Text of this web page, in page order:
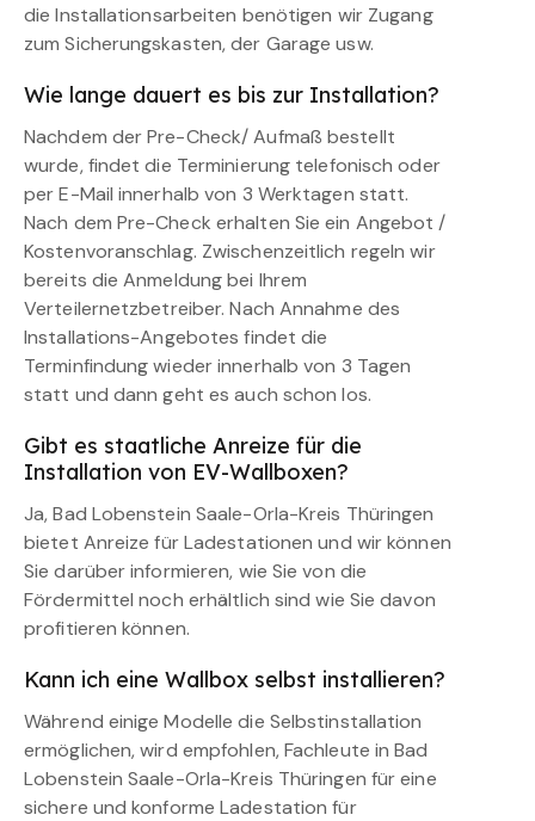
die Installationsarbeiten benötigen wir Zugang
zum Sicherungskasten, der Garage usw.
Wie lange dauert es bis zur Installation?
Nachdem der Pre-Check/ Aufmaß bestellt
wurde, findet die Terminierung telefonisch oder
per E-Mail innerhalb von 3 Werktagen statt.
Nach dem Pre-Check erhalten Sie ein Angebot /
Kostenvoranschlag. Zwischenzeitlich regeln wir
bereits die Anmeldung bei Ihrem
Verteilernetzbetreiber. Nach Annahme des
Installations-Angebotes findet die
Terminfindung wieder innerhalb von 3 Tagen
statt und dann geht es auch schon los.
Gibt es staatliche Anreize für die
Installation von EV-Wallboxen?
Ja, Bad Lobenstein Saale-Orla-Kreis Thüringen
bietet Anreize für Ladestationen und wir können
Sie darüber informieren, wie Sie von die
Fördermittel noch erhältlich sind wie Sie davon
profitieren können.
Kann ich eine Wallbox selbst installieren?
Während einige Modelle die Selbstinstallation
ermöglichen, wird empfohlen, Fachleute in Bad
Lobenstein Saale-Orla-Kreis Thüringen für eine
sichere und konforme Ladestation für